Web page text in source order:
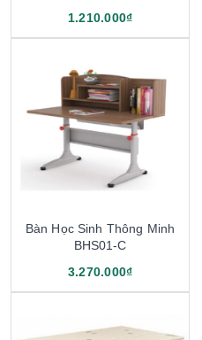
1.210.000₫
Bàn Học Sinh Thông Minh
BHS01-C
3.270.000₫